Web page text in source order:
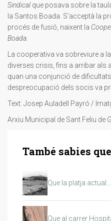
Sindical que posava sobre la
la Santos Boada. S’acceptà la
procés de fusió, naixent la
Boada.
La cooperativa va sobreviure a
diverses crisis, fins a arribar als
quan una conjunció de
despreocupació dels socis va
Text: Josep Auladell Payró /
Arxiu Municipal de Sant Feliu de
També sabies
Que la platja actual…
Que al carrer